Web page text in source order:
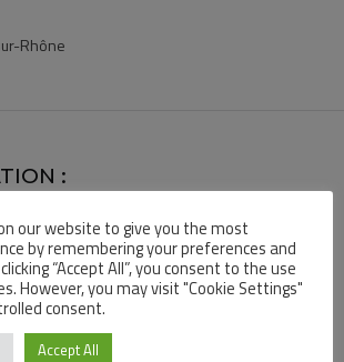
Rhône
:
2569E4011899Q
99 (kWh/m².year)
our website to give you the most
by remembering your preferences and
“Accept All”, you consent to the use
However, you may visit "Cookie Settings"
consent.
Accept All